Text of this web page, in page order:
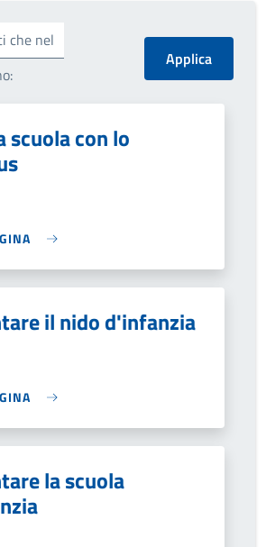
che nel
scuola con lo
il nido d'infanzia
la scuola